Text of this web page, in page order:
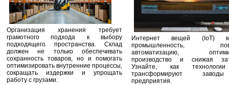
Организация хранения требует
грамотного подхода к выбору
подходящего пространства. Склад
должен не только обеспечивать
сохранность товаров, но и помогать
оптимизировать внутренние процессы,
сокращать издержки и упрощать
работу с грузами.
Интернет вещей (IoT)
промышленность,
автоматизацию,
производство и снижая
Узнайте, как
трансформируют
предприятия.